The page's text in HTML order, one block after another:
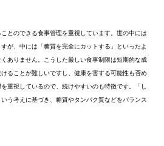
とのできる食事管理を重視しています。世の中には
が、中には「糖質を完全にカットする」といったよ
ありません。こうした厳しい食事制限は短期的な成
ることが難しいですし、健康を害する可能性も否め
重視しているので、続けやすいのも特徴です。「し
う考えに基づき、糖質やタンパク質などをバランス